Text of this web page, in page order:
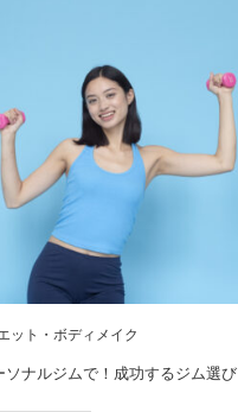
ット・ボディメイク
ナルジムで！成功するジム選び